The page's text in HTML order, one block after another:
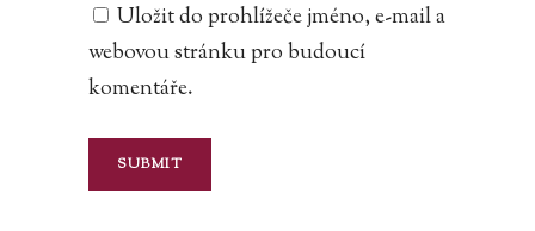
Uložit do prohlížeče jméno, e-mail a
webovou stránku pro budoucí
komentáře.